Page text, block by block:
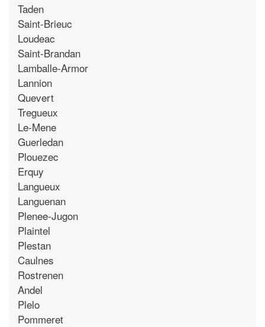
Taden
Saint-Brieuc
Loudeac
Saint-Brandan
Lamballe-Armor
Lannion
Quevert
Tregueux
Le-Mene
Guerledan
Plouezec
Erquy
Langueux
Languenan
Plenee-Jugon
Plaintel
Plestan
Caulnes
Rostrenen
Andel
Plelo
Pommeret